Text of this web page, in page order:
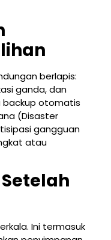
berlapis:
ganda, dan
backup otomatis
(Disaster
gangguan
atau
Ini termasuk